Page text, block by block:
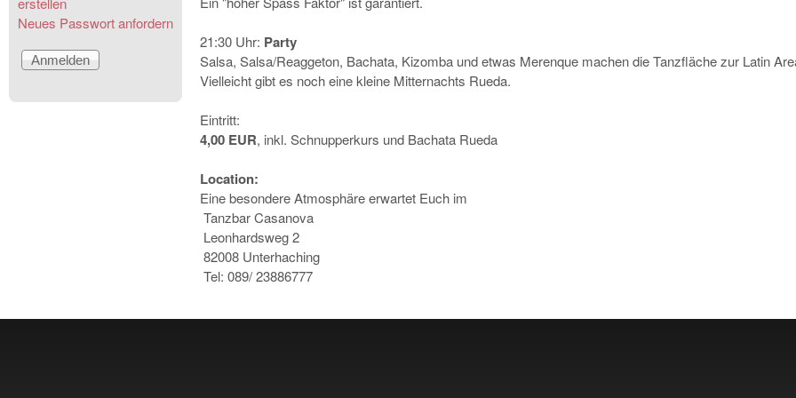
21:30 Uhr: Party
Salsa, Salsa/Reaggeton, Bachata, Kizomba und etwas Merenque machen die Tanzfläche zur Latin
Vielleicht gibt es noch eine kleine Mitternachts Rueda.
Eintritt:
4,00 EUR, inkl. Schnupperkurs und Bachata Rueda
Location:
Eine besondere Atmosphäre erwartet Euch im
Tanzbar Casanova
Leonhardsweg 2
82008 Unterhaching
Tel: 089/ 23886777
Neues Passwort anfordern